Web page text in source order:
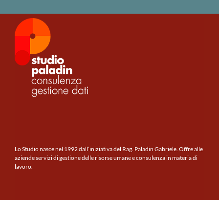
Lo Studio nasce nel 1992 dall’iniziativa del Rag. Paladin Gabriele. Offre alle
aziende servizi di gestione delle risorse umane e consulenza in materia di
lavoro.